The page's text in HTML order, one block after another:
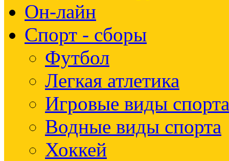
Он-лайн
Спорт - сборы
Футбол
Легкая атлетика
Игровые виды спорта
Водные виды спорта
Хоккей